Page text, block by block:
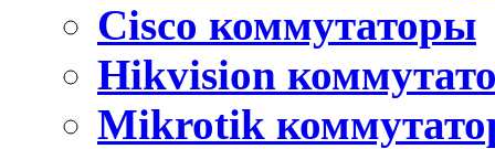
Cisco коммутаторы
Hikvision
Mikrotik